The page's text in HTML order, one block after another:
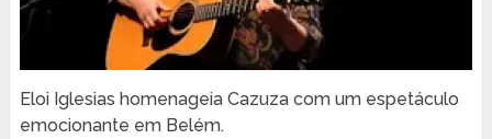
Eloi Iglesias homenageia Cazuza com um espetáculo
emocionante em Belém.